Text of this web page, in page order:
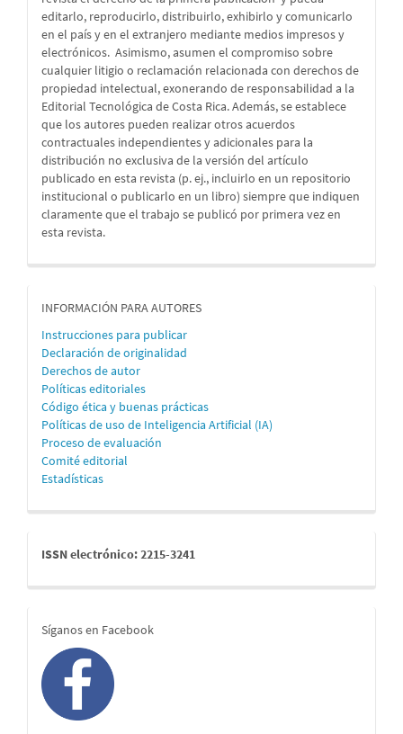
editarlo, reproducirlo, distribuirlo, exhibirlo y comunicarlo
en el país y en el extranjero mediante medios impresos y
electrónicos. Asimismo, asumen el compromiso sobre
cualquier litigio o reclamación relacionada con derechos de
propiedad intelectual, exonerando de responsabilidad a la
Editorial Tecnológica de Costa Rica. Además, se establece
que los autores pueden realizar otros acuerdos
contractuales independientes y adicionales para la
distribución no exclusiva de la versión del artículo
publicado en esta revista (p. ej., incluirlo en un repositorio
institucional o publicarlo en un libro) siempre que indiquen
claramente que el trabajo se publicó por primera vez en
esta revista.
informacion
INFORMACIÓN PARA AUTORES
Instrucciones para publicar
Declaración de originalidad
Derechos de autor
Políticas editoriales
Código ética y buenas prácticas
Políticas de uso de Inteligencia Artificial (IA)
Proceso de evaluación
Comité editorial
Estadísticas
issn
ISSN electrónico: 2215-3241
redes
Síganos en Facebook